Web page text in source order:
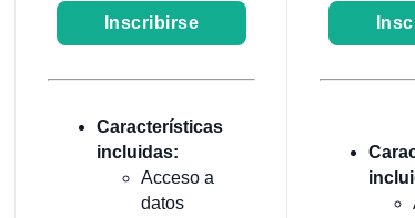
Inscribirse
Características
incluidas:
Acceso a
datos